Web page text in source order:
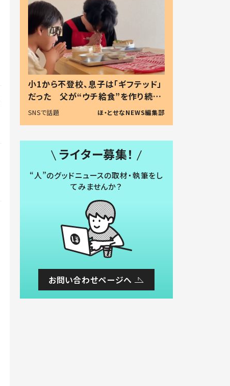
小1から不登校、息子は「ギフテッド」
だった 父が“ウチ給食”を作り続け
る理由とは #令和の親 #令和の子
SNSで話題 ほ・とせなNEWS編集部
ライター募集！
“人”のグッドニュースの取材・執筆をし
てみませんか？
お問い合わせページへ